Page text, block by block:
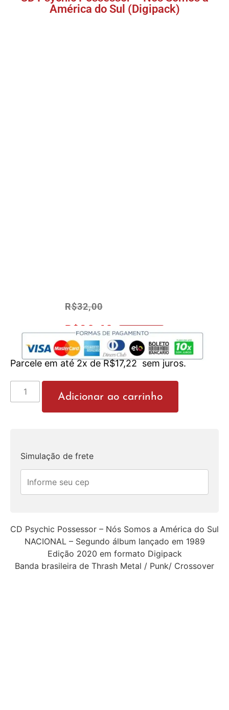
América do Sul (Digipack)
R$32,00
R$30,40 No Pix 5% OFF
Parcele em até 2x deR$17,22 sem juros.
Adicionar ao carrinho
Simulação de frete
CD Psychic Possessor – Nós Somos a América do Sul
NACIONAL – Segundo álbum lançado em 1989
Edição 2020 em formato Digipack
Banda brasileira de Thrash Metal / Punk/ Crossover